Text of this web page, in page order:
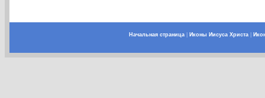
Начальная страница| Иконы Иисуса Христа|